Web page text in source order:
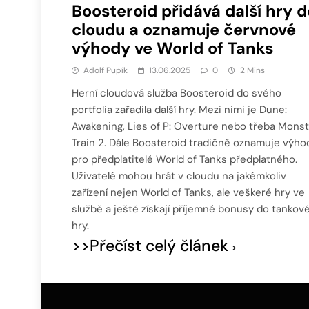
Boosteroid přidává další hry
cloudu a oznamuje červnové
výhody ve World of Tanks
Adolf Pupík 13.06.2025 0 2 Mins
Herní cloudová služba Boosteroid do svého
portfolia zařadila další hry. Mezi nimi je Dune:
Awakening, Lies of P: Overture nebo třeba
Train 2. Dále Boosteroid tradičně oznamuje
pro předplatitelé World of Tanks předplatného.
Uživatelé mohou hrát v cloudu na jakémkoliv
zařízení nejen World of Tanks, ale veškeré hry ve
službě a ještě získají příjemné bonusy do tankové
hry.
>>Přečíst celý článek